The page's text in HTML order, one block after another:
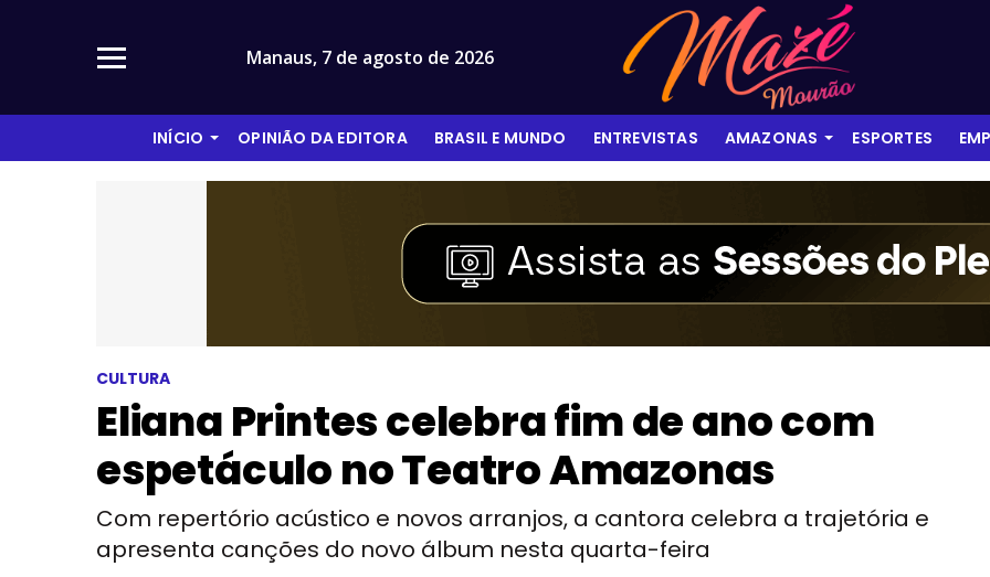
Manaus, 7 de agosto de 2026
INÍCIO OPINIÃO DA EDITORA BRASIL E MUNDO ENTREVISTAS AMAZONAS ESPORTES
CULTURA
Eliana Printes celebra fim de ano com
espetáculo no Teatro Amazonas
Com repertório acústico e novos arranjos, a cantora celebra a trajetória e
apresenta canções do novo álbum nesta quarta-feira